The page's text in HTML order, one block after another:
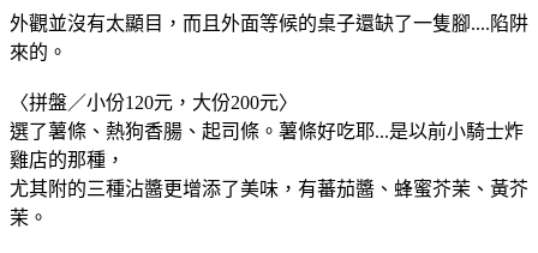
外觀並沒有太顯目，而且外面等候的桌子還缺了一隻腳....陷阱
來的。
〈拼盤／小份120元，大份200元〉
選了薯條、熱狗香腸、起司條。薯條好吃耶...是以前小騎士炸
雞店的那種，
尤其附的三種沾醬更增添了美味，有蕃茄醬、蜂蜜芥茉、黃芥
茉。